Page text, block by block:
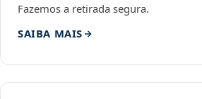
Fazemos a retirada segura.
SAIBA MAIS